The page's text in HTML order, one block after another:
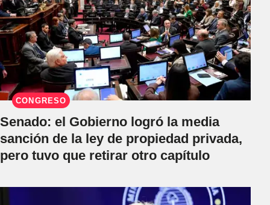
CONGRESO
Senado: el Gobierno logró la media
sanción de la ley de propiedad privada,
pero tuvo que retirar otro capítulo